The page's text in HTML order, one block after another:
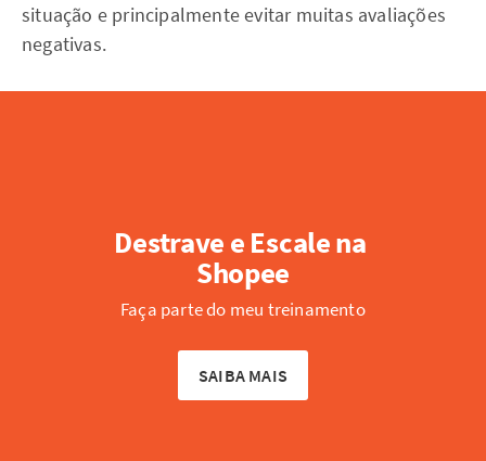
situação e principalmente evitar muitas avaliações
negativas.
Destrave e Escale na
Shopee
Faça parte do meu treinamento
SAIBA MAIS